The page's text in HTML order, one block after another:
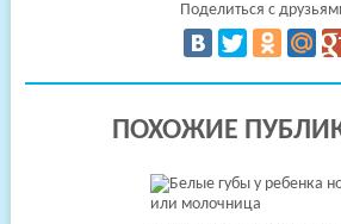
Поделиться с
ПОХОЖИЕ